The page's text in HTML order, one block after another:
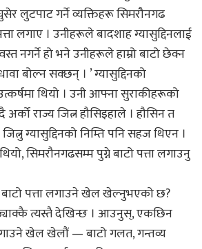
लुटपाट गर्ने व्यक्तिहरू सिमरौनगढ
लगाए । उनीहरूले बादशाह ग्यासुद्दिनलाई
नगर्ने हो भने उनीहरूले हाम्रो बाटो छेक्न
बोल्न सक्छन् । ’ ग्यासुद्दिनको
थियो । उनी आफ्ना सुराकीहरूको
राज्य जित्न हौसिइहाले । हौसिन त
ग्यासुद्दिनको निम्ति पनि सहज थिएन ।
सिमरौनगढसम्म पुग्ने बाटो पत्ता लगाउनु
पत्ता लगाउने खेल खेल्नुभएको छ?
त्यस्तै देखिन्छ । आउनुस्, एकछिन
लगाउने खेल खेलौं — बाटो गलत, गन्तव्य